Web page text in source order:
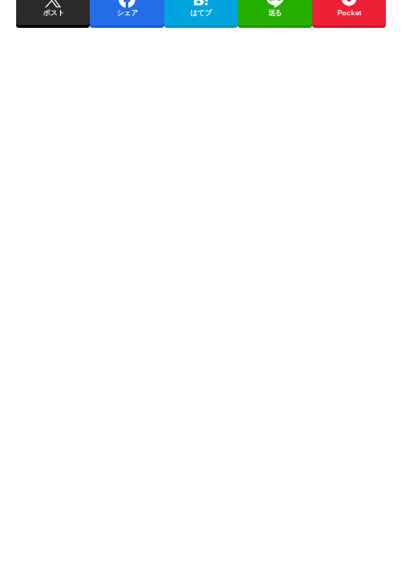
ポスト シェア はてブ 送る Pocket